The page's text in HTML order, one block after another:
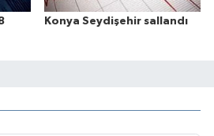
Konya Seydişehir sallandı